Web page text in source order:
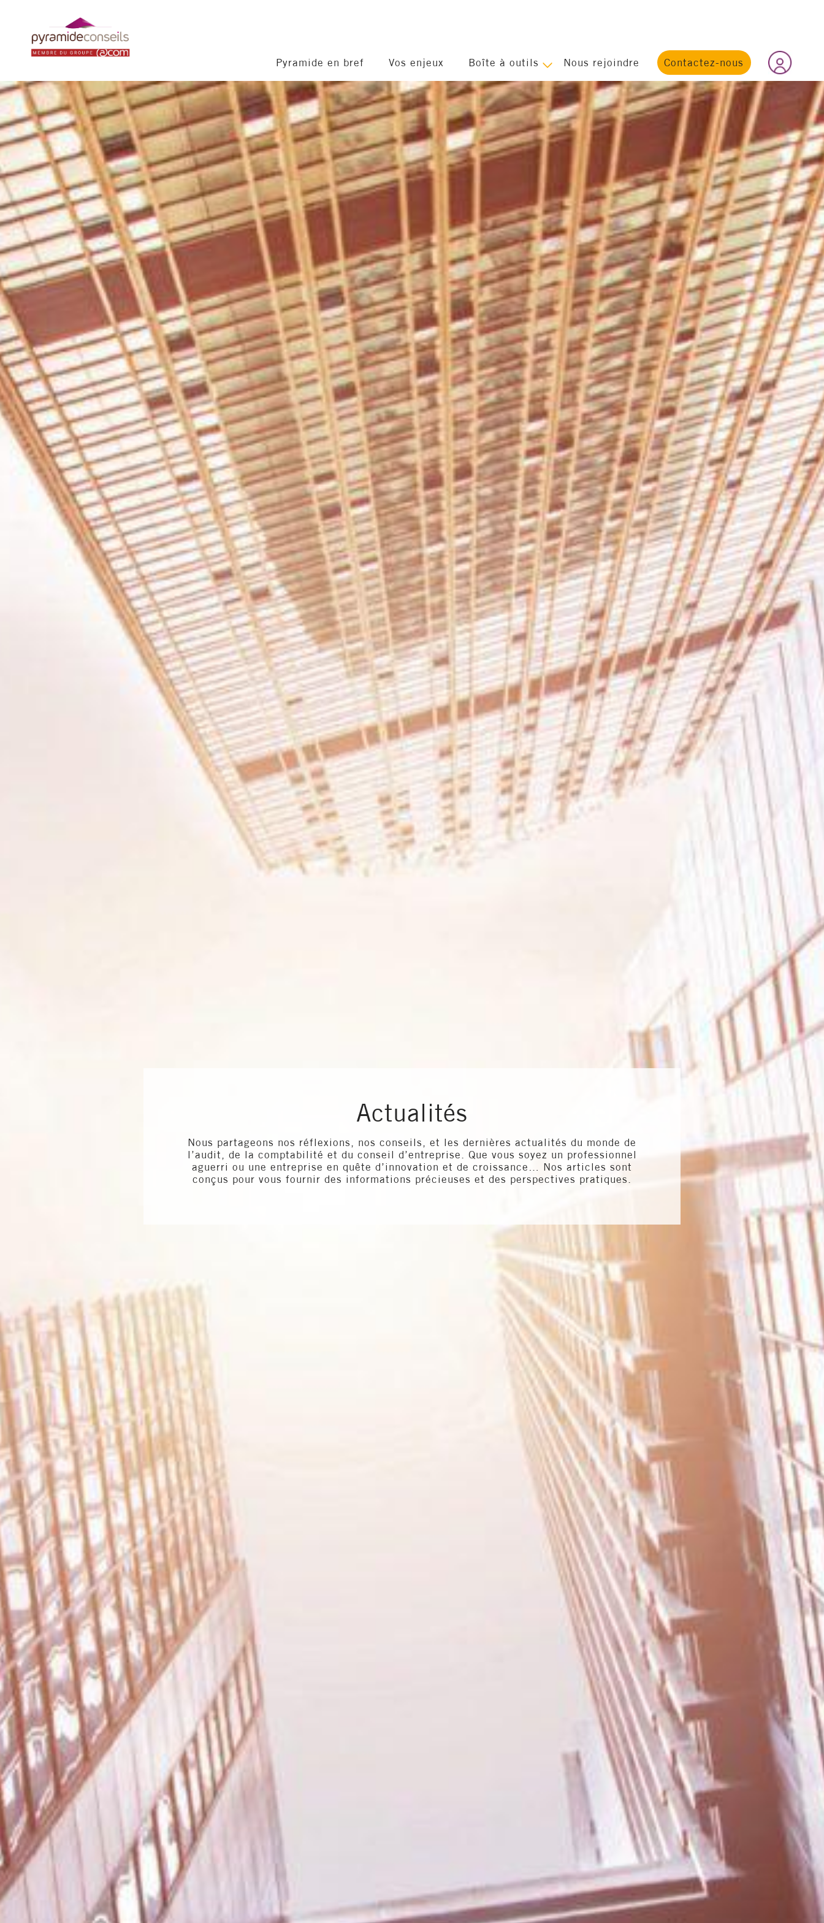
Pyramide en bref Vos enjeux Boîte à outils Nous rejoindre Contactez-nous
Actualités
Nous partageons nos réflexions, nos conseils, et les dernières actualités du monde de
l’audit, de la comptabilité et du conseil d’entreprise. Que vous soyez un professionnel
aguerri ou une entreprise en quête d’innovation et de croissance… Nos articles sont
conçus pour vous fournir des informations précieuses et des perspectives pratiques.